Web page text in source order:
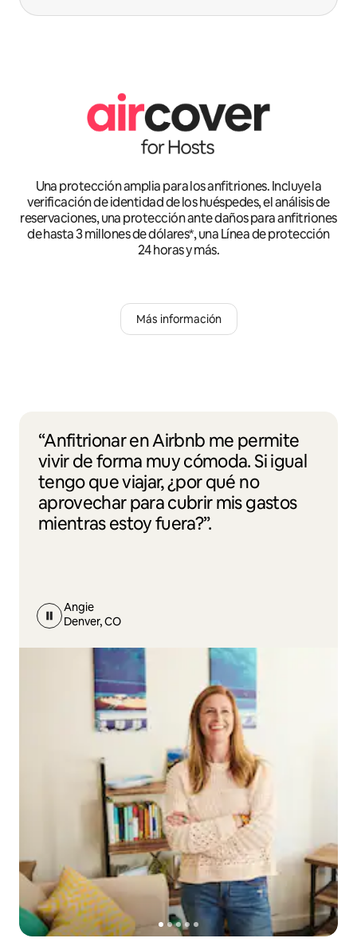
Una protección amplia para los anfitriones. Incluye la
verificación de identidad de los huéspedes, el análisis de
reservaciones, una protección ante daños para anfitriones
de hasta 3 millones de dólares*, una Línea de protección
24 horas y más.
Más información
“Anfitrionar en Airbnb me permite
vivir de forma muy cómoda. Si igual
tengo que viajar, ¿por qué no
aprovechar para cubrir mis gastos
mientras estoy fuera?”.
Angie
Denver, CO